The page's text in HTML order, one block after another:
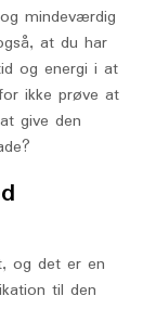
mindeværdig
at du har
og energi i at
ikke prøve at
give den
og det er en
til den